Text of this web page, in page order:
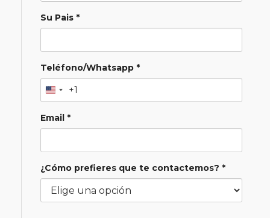
Su Pais *
Teléfono/Whatsapp *
+1
Email *
¿Cómo prefieres que te contactemos? *